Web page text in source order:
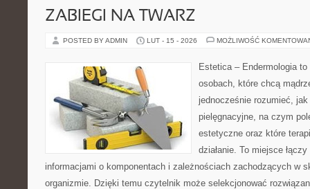
ZABIEGI NA TWARZ
POSTED BY ADMIN LUT - 15 - 2026 MOŻLIWOŚĆ
Estetica – Endermologia
osobach, które chcą
jednocześnie rozumieć, jak
pielęgnacyjne, na czym
estetyczne oraz które
działanie. To miejsce
informacjami o komponentach i zależnościach zachodzących w
organizmie. Dzięki temu czytelnik może selekcjonować